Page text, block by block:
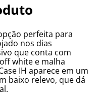
perfeita para
nos dias
que conta com
white e malha
IH aparece em um
baixo relevo, que dá